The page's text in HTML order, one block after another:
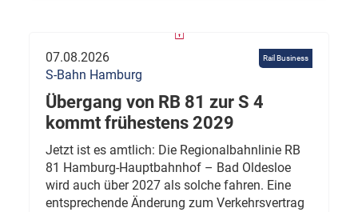
Rail Business
07.08.2026
S-Bahn Hamburg
Übergang von RB 81 zur S 4
kommt frühestens 2029
Jetzt ist es amtlich: Die Regionalbahnlinie RB
81 Hamburg-Hauptbahnhof – Bad Oldesloe
wird auch über 2027 als solche fahren. Eine
entsprechende Änderung zum Verkehrsvertrag